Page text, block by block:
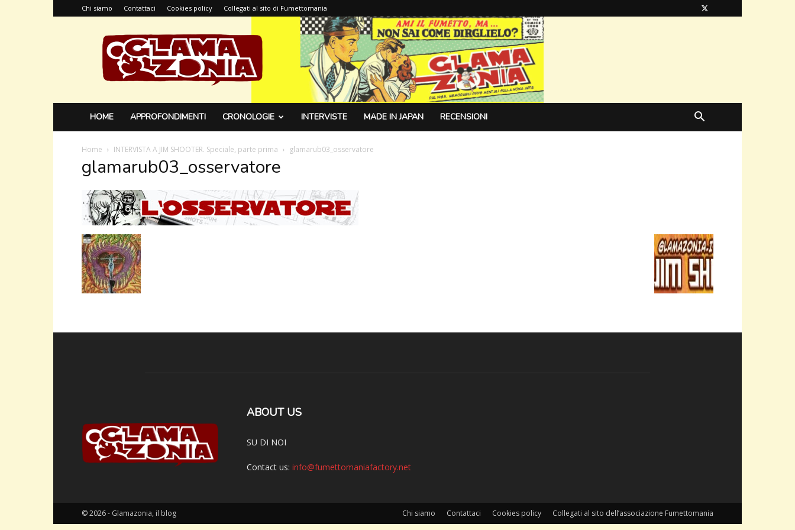
Chi siamo Contattaci Cookies policy Collegati al sito di Fumettomania
Glamazonia,
il
blog
HOME APPROFONDIMENTI CRONOLOGIE INTERVISTE MADE IN JAPAN RECENSIONI
Home INTERVISTA A JIM SHOOTER. Speciale, parte prima glamarub03_osservatore
glamarub03_osservatore
ABOUT US
SU DI NOI
Contact us: info@fumettomaniafactory.net
Chi siamo Contattaci Cookies policy Collegati al sito dell’associazione Fumettomania
© 2026 - Glamazonia, il blog